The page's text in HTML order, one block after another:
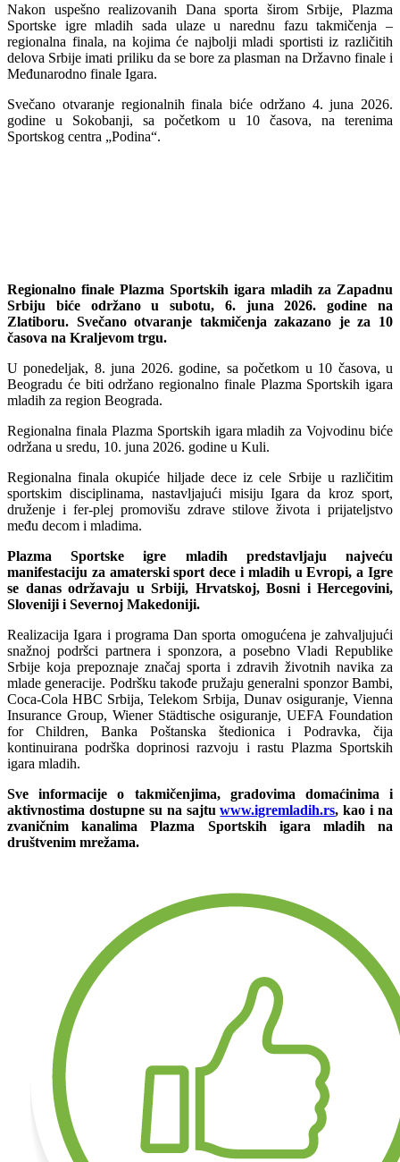
Nakon uspešno realizovanih Dana sporta širom Srbije, Plazma
Sportske igre mladih sada ulaze u narednu fazu takmičenja –
regionalna finala, na kojima će najbolji mladi sportisti iz različitih
delova Srbije imati priliku da se bore za plasman na Državno finale i
Međunarodno finale Igara.
Svečano otvaranje regionalnih finala biće održano 4. juna 2026.
godine u Sokobanji, sa početkom u 10 časova, na terenima
Sportskog centra „Podina“.
Regionalno finale Plazma Sportskih igara mladih za Zapadnu
Srbiju biće održano u subotu, 6. juna 2026. godine na
Zlatiboru. Svečano otvaranje takmičenja zakazano je za 10
časova na Kraljevom trgu.
U ponedeljak, 8. juna 2026. godine, sa početkom u 10 časova, u
Beogradu će biti održano regionalno finale Plazma Sportskih igara
mladih za region Beograda.
Regionalna finala Plazma Sportskih igara mladih za Vojvodinu biće
održana u sredu, 10. juna 2026. godine u Kuli.
Regionalna finala okupiće hiljade dece iz cele Srbije u različitim
sportskim disciplinama, nastavljajući misiju Igara da kroz sport,
druženje i fer-plej promovišu zdrave stilove života i prijateljstvo
među decom i mladima.
Plazma Sportske igre mladih predstavljaju najveću
manifestaciju za amaterski sport dece i mladih u Evropi, a Igre
se danas održavaju u Srbiji, Hrvatskoj, Bosni i Hercegovini,
Sloveniji i Severnoj Makedoniji.
Realizacija Igara i programa Dan sporta omogućena je zahvaljujući
snažnoj podršci partnera i sponzora, a posebno Vladi Republike
Srbije koja prepoznaje značaj sporta i zdravih životnih navika za
mlade generacije. Podršku takođe pružaju generalni sponzor Bambi,
Coca-Cola HBC Srbija, Telekom Srbija, Dunav osiguranje, Vienna
Insurance Group, Wiener Städtische osiguranje, UEFA Foundation
for Children, Banka Poštanska štedionica i Podravka, čija
kontinuirana podrška doprinosi razvoju i rastu Plazma Sportskih
igara mladih.
Sve informacije o takmičenjima, gradovima domaćinima i
aktivnostima dostupne su na sajtuwww.igremladih.rs, kao i na
zvaničnim kanalima Plazma Sportskih igara mladih na
društvenim mrežama.